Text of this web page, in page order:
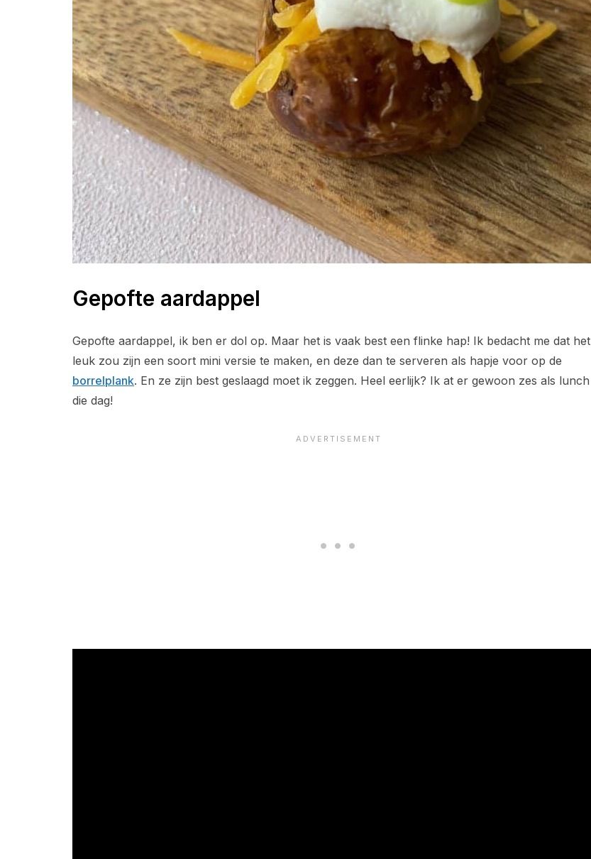
Gepofte aardappel
Gepofte aardappel, ik ben er dol op. Maar het is vaak best een flinke hap! Ik bedacht me dat het
leuk zou zijn een soort mini versie te maken, en deze dan te serveren als hapje voor op de
borrelplank. En ze zijn best geslaagd moet ik zeggen. Heel eerlijk? Ik at er gewoon zes als lunch
die dag!